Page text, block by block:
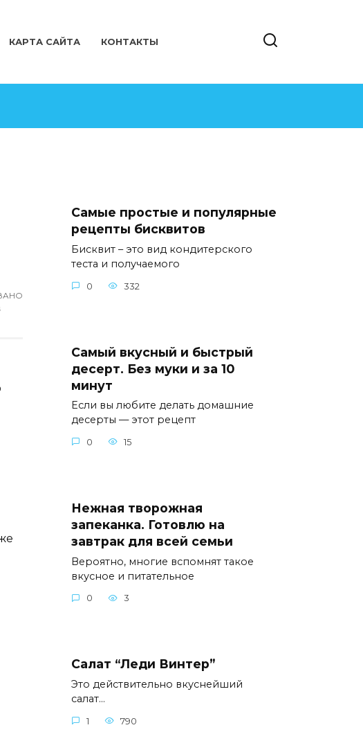
КАРТА САЙТА КОНТАКТЫ
Самые простые и популярные
рецепты бисквитов
Бисквит – это вид кондитерского
теста и получаемого
0 332
Самый вкусный и быстрый
десерт. Без муки и за 10
минут
Если вы любите делать домашние
десерты — этот рецепт
0 15
Нежная творожная
запеканка. Готовлю на
завтрак для всей семьи
Вероятно, многие вспомнят такое
вкусное и питательное
0 3
Салат “Леди Винтер”
Это действительно вкуснейший
салат…
1 790